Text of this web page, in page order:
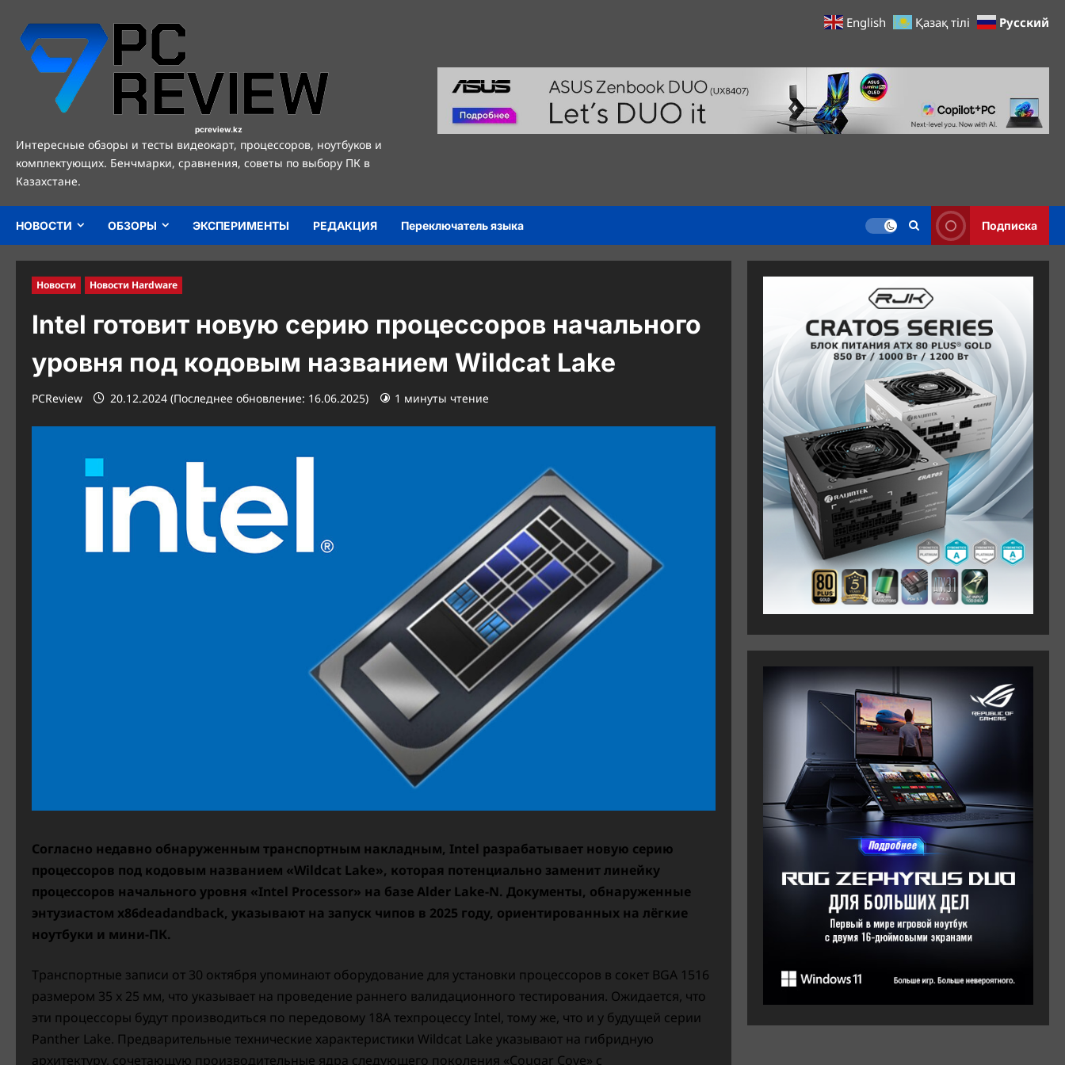
содержимому
pcreview.kz
Интересные обзоры и тесты видеокарт, процессоров, ноутбуков и
комплектующих. Бенчмарки, сравнения, советы по выбору ПК в
Казахстане.
НОВОСТИ ОБЗОРЫ ЭКСПЕРИМЕНТЫ РЕДАКЦИЯ Переключатель языка Подписка
Новости Новости Hardware
Intel готовит новую серию процессоров начального
уровня под кодовым названием Wildcat Lake
PCReview 20.12.2024 (Последнее обновление: 16.06.2025) 1 минуты чтение
Согласно недавно обнаруженным транспортным накладным, Intel разрабатывает новую серию
процессоров под кодовым названием «Wildcat Lake», которая потенциально заменит линейку
процессоров начального уровня «Intel Processor» на базе Alder Lake-N. Документы, обнаруженные
энтузиастом x86deadandback, указывают на запуск чипов в 2025 году, ориентированных на лёгкие
ноутбуки и мини-ПК.
Транспортные записи от 30 октября упоминают оборудование для установки процессоров в сокет BGA 1516
размером 35 x 25 мм, что указывает на проведение раннего валидационного тестирования. Ожидается, что
эти процессоры будут производиться по передовому 18A техпроцессу Intel, тому же, что и у будущей серии
Panther Lake. Предварительные технические характеристики Wildcat Lake указывают на гибридную
архитектуру, сочетающую производительные ядра следующего поколения «Cougar Cove» с
English Қазақ тілі Русский